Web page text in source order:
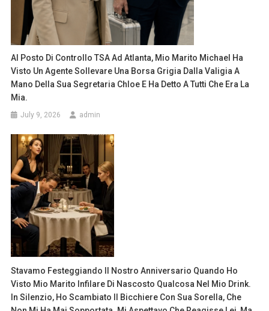
Al Posto Di Controllo TSA Ad Atlanta, Mio Marito Michael Ha
Visto Un Agente Sollevare Una Borsa Grigia Dalla Valigia A
Mano Della Sua Segretaria Chloe E Ha Detto A Tutti Che Era La
Mia.
July 9, 2026 admin
Stavamo Festeggiando Il Nostro Anniversario Quando Ho
Visto Mio Marito Infilare Di Nascosto Qualcosa Nel Mio Drink.
In Silenzio, Ho Scambiato Il Bicchiere Con Sua Sorella, Che